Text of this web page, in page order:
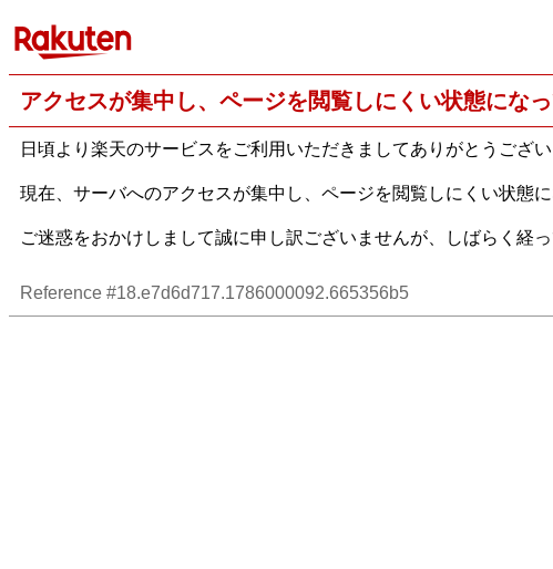
アクセスが集中し、ページを閲覧しにくい状態にな
日頃より楽天のサービスをご利用いただきましてありがとうござい
現在、サーバへのアクセスが集中し、ページを閲覧しにくい状態に
ご迷惑をおかけしまして誠に申し訳ございませんが、しばらく経
Reference #18.e7d6d717.1786000092.665356b5